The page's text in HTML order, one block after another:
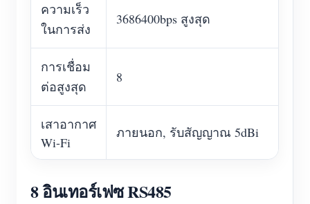
ความเร็ว
ในการส่ง
3686400bps สูงสุด
การเชื่อม
ต่อสูงสุด
8
เสาอากาศ
Wi-Fi
ภายนอก, รับสัญญาณ 5dBi
8 อินเทอร์เฟซ RS485